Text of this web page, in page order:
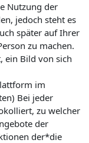
Nutzung der
jedoch steht es
später auf Ihrer
zu machen.
ein Bild von sich
im
Bei jeder
zu welcher
der
der*die